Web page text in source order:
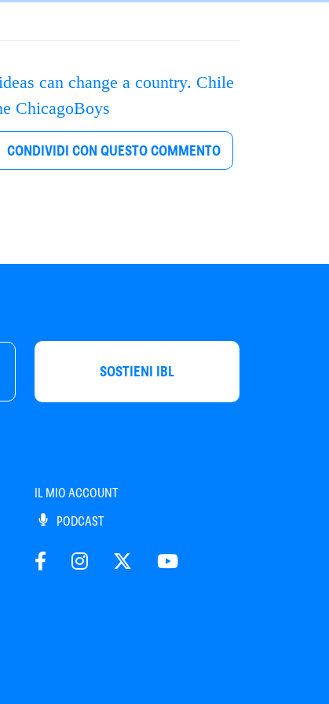
can change a country. Chile
ChicagoBoys
CONDIVIDI CON QUESTO COMMENTO
SOSTIENI IBL
IL MIO ACCOUNT
PODCAST